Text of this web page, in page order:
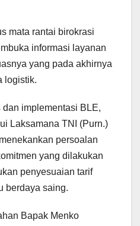
mata rantai birokrasi
informasi layanan
yang pada akhirnya
logistik.
implementasi BLE,
Laksamana TNI (Purn.)
persoalan
yang dilakukan
penyesuaian tarif
berdaya saing.
Bapak Menko